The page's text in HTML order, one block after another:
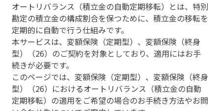
オートリバランス（積立金の自動定期移転）とは、特別
勘定の積立金の構成割合を保つために、積立金の移転を
定期的に自動で行う仕組みです。
本サービスは、変額保険（定期型）、変額保険（終身
型）（26）のご契約を対象としており、適用にはお手
続きが必要です。
このページでは、変額保険（定期型）、変額保険（終身
型）（26）におけるオートリバランス（積立金の自動
定期移転）の適用をご希望の場合のお手続き方法やお問